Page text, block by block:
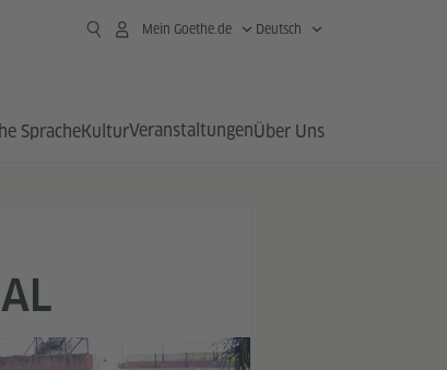
Mein Goethe.de Deutsch
SpracheKulturVeranstaltungenÜber Uns